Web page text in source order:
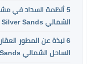
5 أنظمة السداد في
الشمالي The Cove Silver Sands
6 نبذة عن المطور
الساحل الشمالي The Cove Silver Sands